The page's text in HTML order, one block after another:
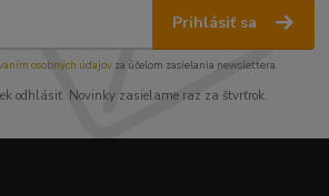
Prihlásiť sa
osobných údajov za účelom zasielania newslettera.
odhlásiť. Novinky zasielame raz za štvrťrok.